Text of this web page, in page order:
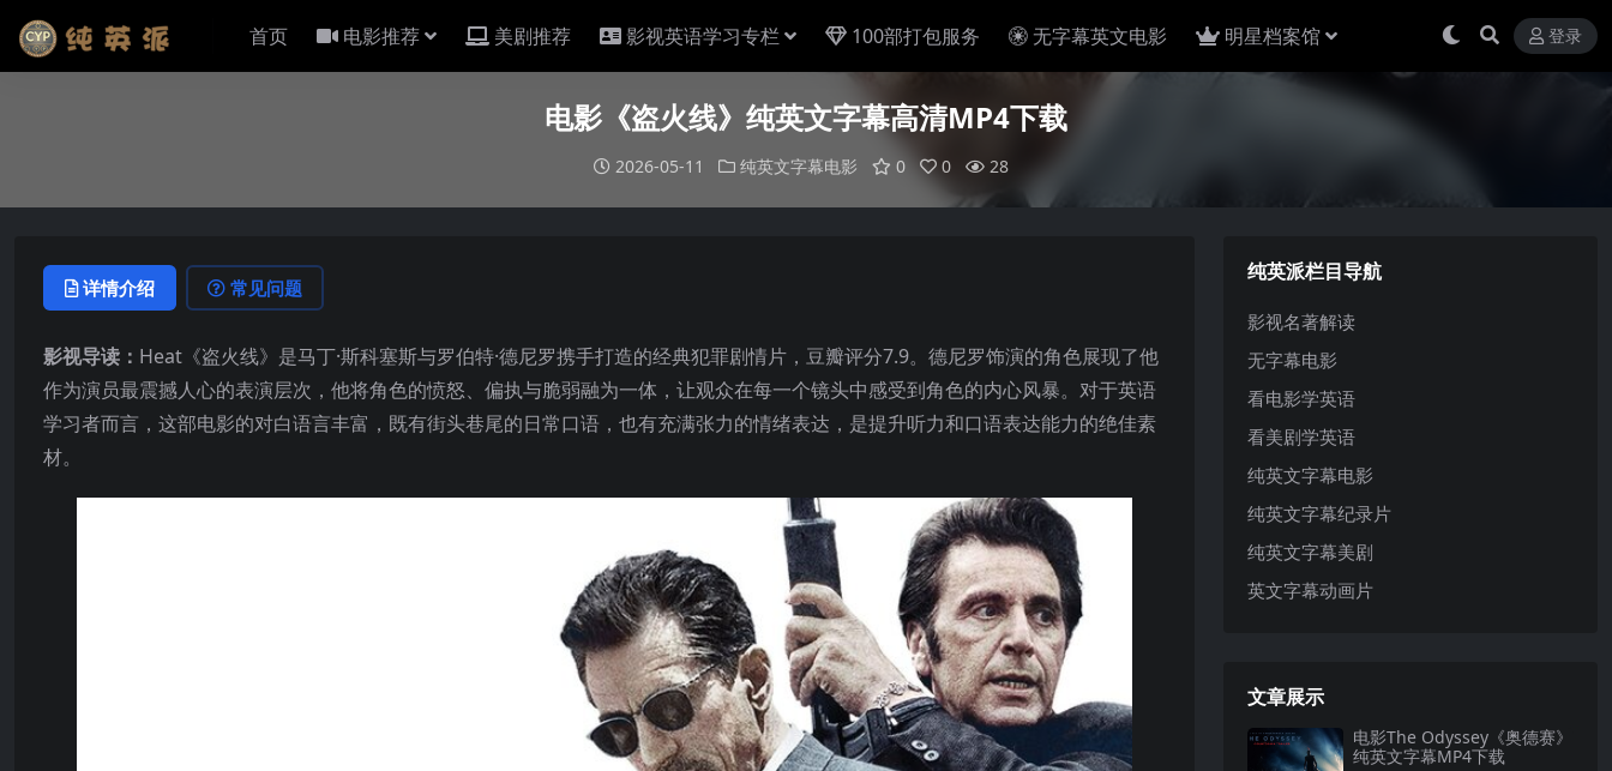
首页 电影推荐 美剧推荐 影视英语学习专栏 100部打包服务 无字幕英文电影 明星档案馆 登录
电影《盗火线》纯英文字幕高清MP4下载
2026-05-11 纯英文字幕电影 0 0 28
详情介绍 常见问题
影视导读： Heat《盗火线》是马丁·斯科塞斯与罗伯特·德尼罗携手打造的经典犯罪剧情片，豆瓣评分7.9。德尼罗饰演的角色展现了他
作为演员最震撼人心的表演层次，他将角色的愤怒、偏执与脆弱融为一体，让观众在每一个镜头中感受到角色的内心风暴。对于英语
学习者而言，这部电影的对白语言丰富，既有街头巷尾的日常口语，也有充满张力的情绪表达，是提升听力和口语表达能力的绝佳素
材。
纯英派栏目导航
影视名著解读
无字幕电影
看电影学英语
看美剧学英语
纯英文字幕电影
纯英文字幕纪录片
纯英文字幕美剧
英文字幕动画片
文章展示
电影The Odyssey《奥德赛》
纯英文字幕MP4下载